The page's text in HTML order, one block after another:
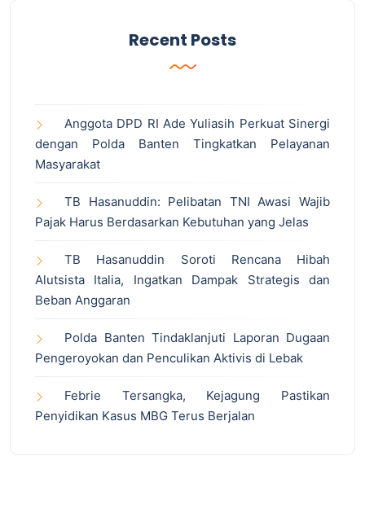
Recent Posts
Anggota DPD RI Ade Yuliasih Perkuat Sinergi
dengan Polda Banten Tingkatkan Pelayanan
Masyarakat
TB Hasanuddin: Pelibatan TNI Awasi Wajib
Pajak Harus Berdasarkan Kebutuhan yang Jelas
TB Hasanuddin Soroti Rencana Hibah
Alutsista Italia, Ingatkan Dampak Strategis dan
Beban Anggaran
Polda Banten Tindaklanjuti Laporan Dugaan
Pengeroyokan dan Penculikan Aktivis di Lebak
Febrie Tersangka, Kejagung Pastikan
Penyidikan Kasus MBG Terus Berjalan